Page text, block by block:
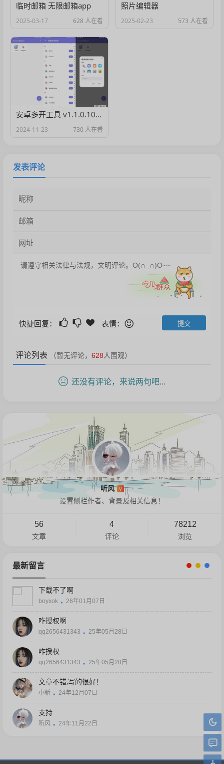
临时邮箱 无限邮箱app
2025-03-17 628 人在看
照片编辑器
2025-02-23 573 人在看
安卓多开工具 v1.1.0.1004 解锁会员版
2024-11-23 730 人在看
发表评论
快捷回复： 表情：
评论列表 （暂无评论， 628人围观）
还没有评论，来说两句吧...
听风 V
设置侧栏作者、背景及相关信息！
56
文章
4
评论
78212
浏览
最新留言
下载不了啊
boyxok 26年01月07日
咋授权啊
qq2656431343 25年05月28日
咋授权
qq2656431343 25年05月28日
文章不错,写的很好！
小新 24年12月07日
支持
听风 24年11月22日